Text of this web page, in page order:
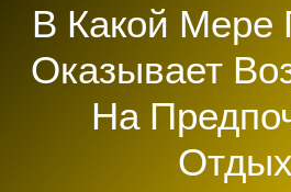
В Какой Мере
Оказывает
На